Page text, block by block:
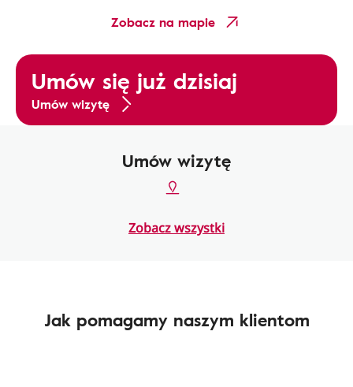
Zobacz na mapie
Umów się już dzisiaj
Umów wizytę
Umów wizytę
Zobacz wszystki
Jak pomagamy naszym klientom